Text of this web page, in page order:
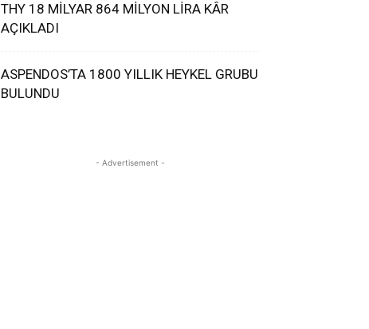
THY 18 MİLYAR 864 MİLYON LİRA KÂR
AÇIKLADI
ASPENDOS’TA 1800 YILLIK HEYKEL GRUBU
BULUNDU
- Advertisement -